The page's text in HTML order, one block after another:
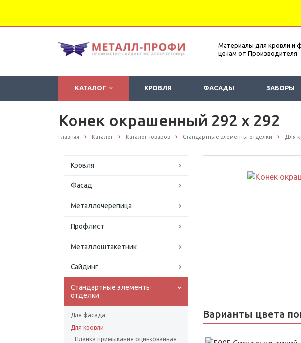
Материалы для кровли и
ценам от Производителя
КАТАЛОГ КРОВЛЯ ФАСАДЫ ЗАБОРЫ
Конек окрашенный 292 х 292
Главная Каталог Каталог товаров Стандартные элементы отделки Для
Кровля
Фасад
Металлочерепица
Профлист
Металлоштакетник
Сайдинг
Стандартные элементы
отделки
Для фасада
Для кровли
Планка примыкания оцинкованная
Варианты цвета